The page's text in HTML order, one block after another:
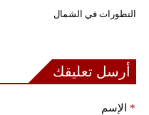
التطورات في الشمال
أرسل تعليقك
الإسم *